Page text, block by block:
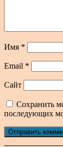
Имя *
Email *
Сайт
Сохранить
последующих